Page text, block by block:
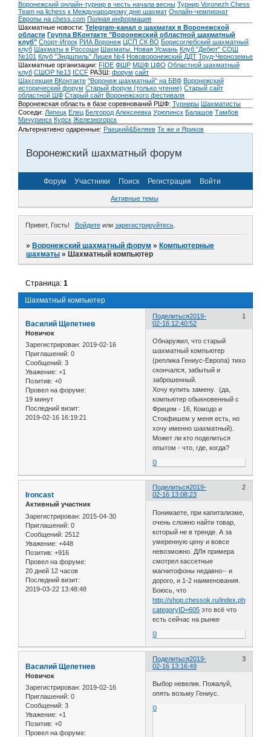
Воронежский онлайн-турнир в честь начала весны Турнир Voronezh Chess
Team на lichess к Международному дню шахмат Онлайн-чемпионат
Европы на chess.com Полная информация
Шахматные новости: Telegram-канал о шахматах в Воронежской
области Группа ВКонтакте "Воронежский областной шахматный
клуб" Спорт-Игрок РИА Воронеж ЦСП СК ВО Борисоглебский шахматный
клуб Шахматы в Россоши Шахматы. Новая Усмань Клуб "Дебют" СОШ
№101 Клуб "Эндшпиль" Лицея №4 Нововоронежский ДДТ Труд-Черноземье
Шахматные организации: FIDE ФШР МШФ ЦФО Областной шахматный
клуб СШОР №13 ICCF РАЗШ: форум сайт
Шахсекция ВКонтакте "Воронеж шахматный" на БВФ Воронежский
исторический форум Cтарый форум (только чтение) Старый сайт
областной ШФ Старый сайт Воронежского фестиваля
Воронежская область в базе соревнований РШФ: Турниры Шахматисты
Соседи: Липецк Елец Белгород Алексеевка Урюпинск Балашов Тамбов
Мичуринск Курск Железногорск
Альтернативно одаренные: Раецкий&Беляев Те же и Яриков
Воронежский шахматный форум
Форум Участники Поиск Регистрация Войти
Активные темы
Привет, Гость! Войдитеили зарегистрируйтесь.
»Воронежский шахматный форум »Компьютерные
шахматы »Шахматный компьютер
Шахматный компьютер
Страница:1
Поделиться 1
2019-
02-16 12:40:52
Василий Щепетнев
Новичок
Зарегистрирован: 2019-02-16
Приглашений: 0
Сообщений: 3
Уважение: +1
Позитив: +0
Провел на форуме:
19 минут
Последний визит:
2019-02-16 16:19:21
Обнаружил, что старый
шахматный компьютер
(реплика Гениус-Европа) тихо
скончался, забытый и
заброшенный.
Хочу купить замену. (да,
компьютер обыкновенный с
Фрицем - 16, Комодо и
Стокфишем у меня есть, но
хочу именно шахматный).
Может ли кто поделиться
опытом - что, где, когда?
0
Поделиться 2
2019-
02-16 13:08:23
Ironcast
Активный участник
Зарегистрирован: 2015-04-30
Приглашений: 0
Сообщений: 2512
Уважение: +448
Позитив: +916
Провел на форуме:
20 дней 12 часов
Последний визит:
2019-03-22 13:48:48
Понимаете, при капитализме,
очень сложно найти товар,
который не в тренде. А за
умеренную цену и вовсе
невозможно. ДЛя примера
смотрел кассетные
магнитофоны недавно-- и
дорого, и 1-2 наименования.
Боюсь, что
http://shop.chessok.ru/index.php?
categoryID=605 это всё что
есть сейчас на рынке
0
Поделиться 3
2019-
02-16 13:16:49
Василий Щепетнев
Новичок
Зарегистрирован: 2019-02-16
Приглашений: 0
Сообщений: 3
Уважение: +1
Позитив: +0
Провел на форуме:
Выбор невелик. Пожалуй,
опять возьму Гениус.
0